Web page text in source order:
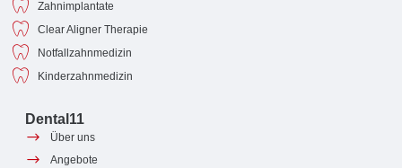
Zahnimplantate
Clear Aligner Therapie
Notfallzahnmedizin
Kinderzahnmedizin
Dental11
Über uns
Angebote